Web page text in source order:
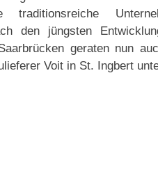
traditionsreiche
den jüngsten
geraten nun
Voit in St. Ingbert